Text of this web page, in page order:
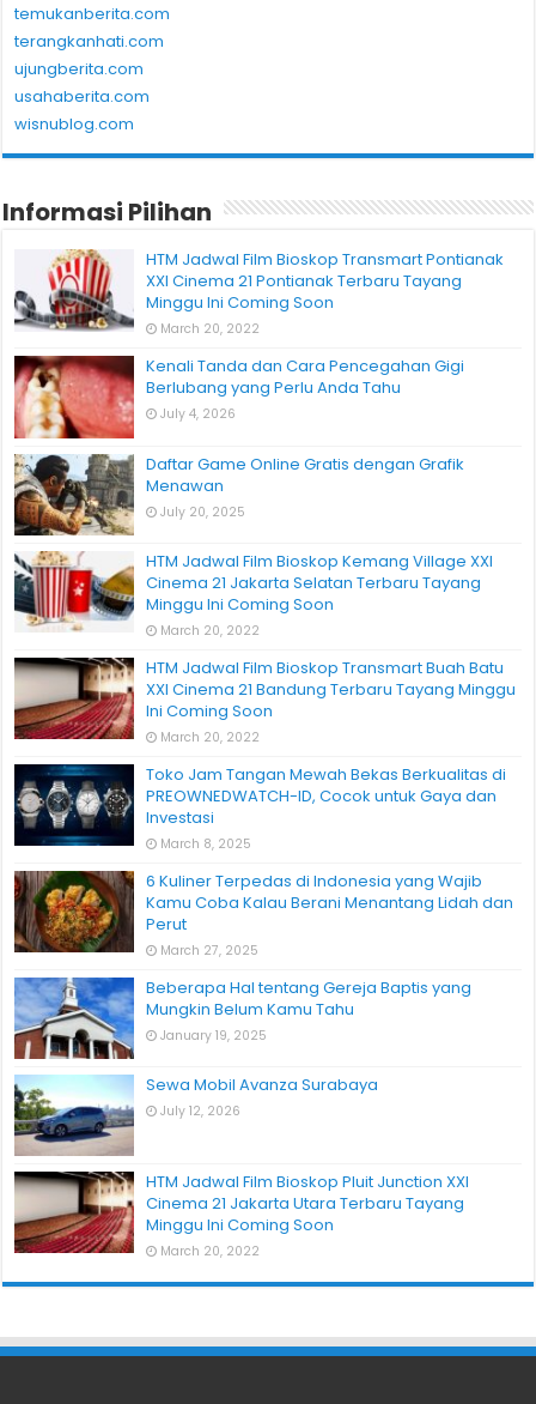
temukanberita.com
terangkanhati.com
ujungberita.com
usahaberita.com
wisnublog.com
Informasi Pilihan
HTM Jadwal Film Bioskop Transmart Pontianak
XXI Cinema 21 Pontianak Terbaru Tayang
Minggu Ini Coming Soon
March 20, 2022
Kenali Tanda dan Cara Pencegahan Gigi
Berlubang yang Perlu Anda Tahu
July 4, 2026
Daftar Game Online Gratis dengan Grafik
Menawan
July 20, 2025
HTM Jadwal Film Bioskop Kemang Village XXI
Cinema 21 Jakarta Selatan Terbaru Tayang
Minggu Ini Coming Soon
March 20, 2022
HTM Jadwal Film Bioskop Transmart Buah Batu
XXI Cinema 21 Bandung Terbaru Tayang Minggu
Ini Coming Soon
March 20, 2022
Toko Jam Tangan Mewah Bekas Berkualitas di
PREOWNEDWATCH-ID, Cocok untuk Gaya dan
Investasi
March 8, 2025
6 Kuliner Terpedas di Indonesia yang Wajib
Kamu Coba Kalau Berani Menantang Lidah dan
Perut
March 27, 2025
Beberapa Hal tentang Gereja Baptis yang
Mungkin Belum Kamu Tahu
January 19, 2025
Sewa Mobil Avanza Surabaya
July 12, 2026
HTM Jadwal Film Bioskop Pluit Junction XXI
Cinema 21 Jakarta Utara Terbaru Tayang
Minggu Ini Coming Soon
March 20, 2022